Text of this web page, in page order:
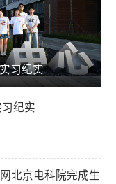
习纪实
纪实
北京电科院完成生